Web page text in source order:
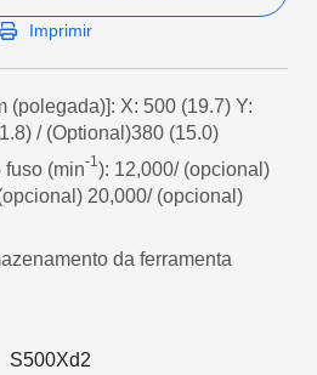
Imprimir
(polegada)]: X: 500 (19.7) Y:
/ (Optional)380 (15.0)
fuso (min-1): 12,000/ (opcional)
20,000/ (opcional)
da ferramenta
S500Xd2